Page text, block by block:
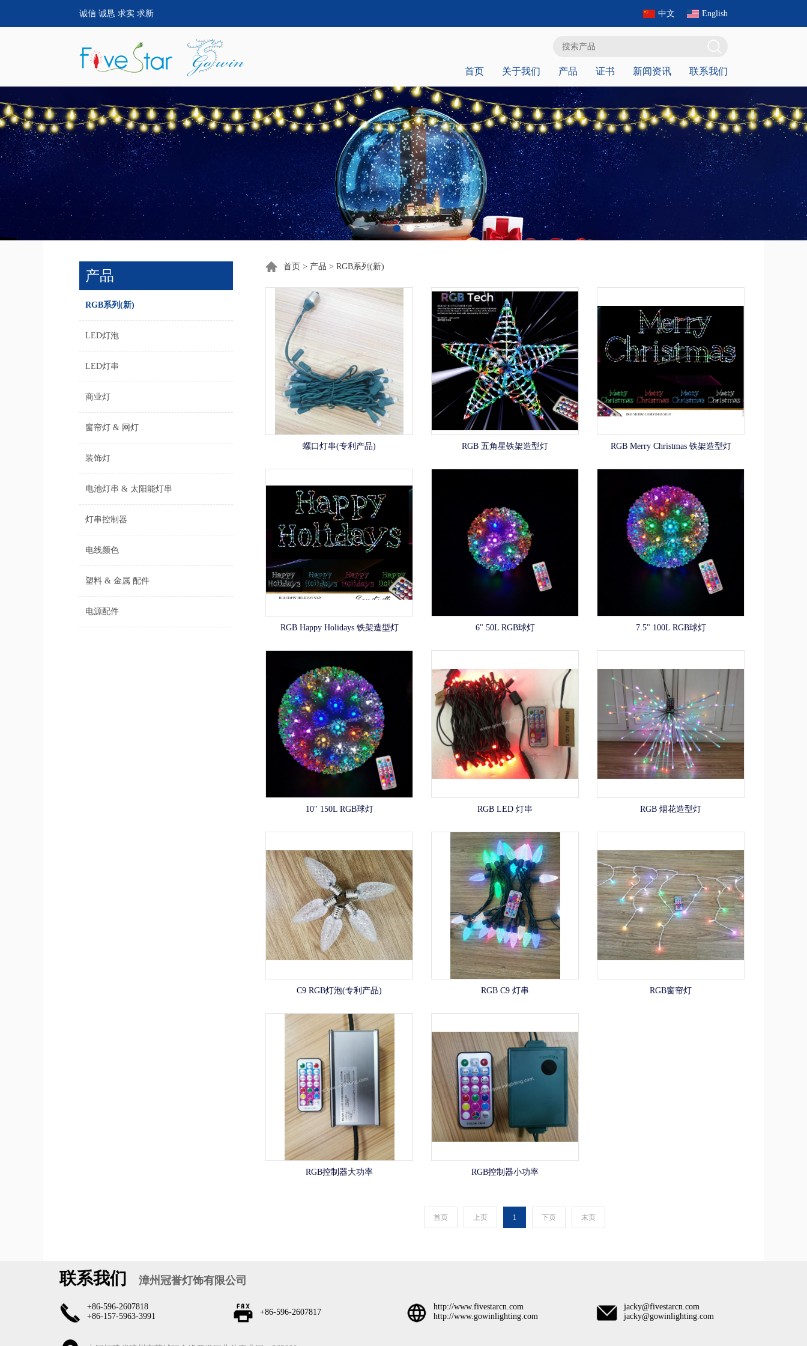
诚信 诚恳 求实 求新 中文 English
首页 关于我们 产品 证书 新闻资讯 联系我们
产品
RGB系列(新)
LED灯泡
LED灯串
商业灯
窗帘灯 & 网灯
装饰灯
电池灯串 & 太阳能灯串
灯串控制器
电线颜色
塑料 & 金属 配件
电源配件
首页 > 产品 > RGB系列(新)
螺口灯串(专利产品) RGB 五角星铁架造型灯 RGB Merry Christmas 铁架造型灯
RGB Happy Holidays 铁架造型灯 6" 50L RGB球灯 7.5" 100L RGB球灯
10" 150L RGB球灯 RGB LED 灯串 RGB 烟花造型灯
C9 RGB灯泡(专利产品) RGB C9 灯串 RGB窗帘灯
RGB控制器大功率 RGB控制器小功率
首页 上页 1 下页 末页
联系我们 漳州冠誉灯饰有限公司
+86-596-2607818
+86-157-5963-3991
+86-596-2607817
http://www.fivestarcn.com
http://www.gowinlighting.com
jacky@fivestarcn.com
jacky@gowinlighting.com